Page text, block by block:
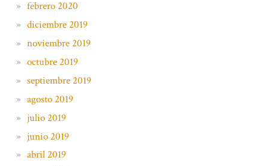
febrero 2020
diciembre 2019
noviembre 2019
octubre 2019
septiembre 2019
agosto 2019
julio 2019
junio 2019
abril 2019